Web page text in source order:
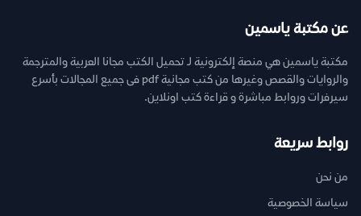
عن مكتبة ياسمين
مكتبة ياسمين هي منصة إلكترونية لـ تحميل الكتب مجانا العربية والمترجمة
والروايات والقصص وغيرها من كتب مجانية pdf فى جميع المجالات بأسرع
سيرفرات وروابط مباشرة و قراءة كتب اونلاين.
روابط سريعة
من نحن
سياسة الخصوصية